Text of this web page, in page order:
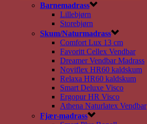
Barnemadrass
Lillebjørn
Storebjørn
Skum/Naturmadrass
Comfort Lux 13 cm
Favoritt Cellex Vendbar
Dreamer Vendbar Madrass
Noviflex HR60 kaldskum
Relaxa HR60 kaldskum
Smart Deluxe Visco
Ergopur HR Visco
Athena Naturlatex Vendbar
Fjær-madrass